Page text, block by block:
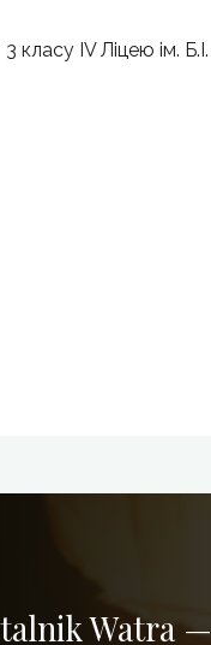
класу IV Ліцею ім.
Watra